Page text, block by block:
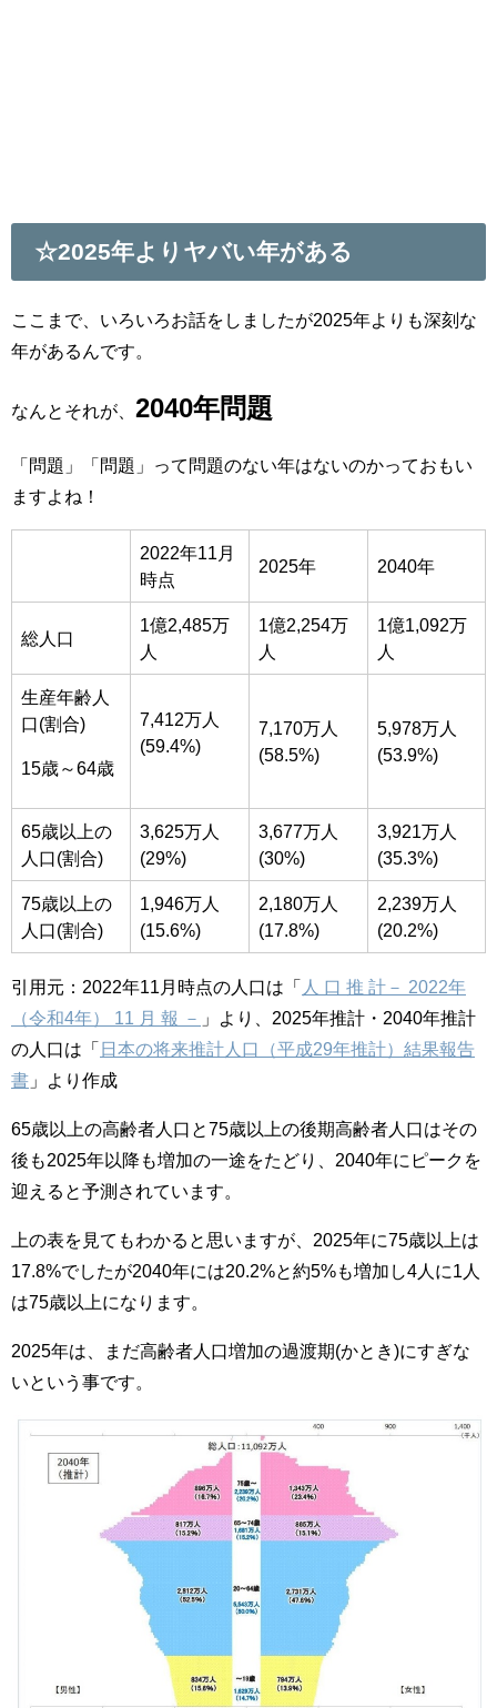
☆2025年よりヤバい年がある
ここまで、いろいろお話をしましたが2025年よりも深刻な
年があるんです。
なんとそれが、 2040年問題
「問題」「問題」って問題のない年はないのかっておもい
ますよね！
2022年11月
時点
2025年 2040年
総人口
1億2,485万
人
1億2,254万
人
1億1,092万
人
生産年齢人
口(割合)
15歳～64歳
7,412万人
(59.4%)
7,170万人
(58.5%)
5,978万人
(53.9%)
65歳以上の
人口(割合)
3,625万人
(29%)
3,677万人
(30%)
3,921万人
(35.3%)
75歳以上の
人口(割合)
1,946万人
(15.6%)
2,180万人
(17.8%)
2,239万人
(20.2%)
引用元：2022年11月時点の人口は「 人 口 推 計－ 2022年
（令和4年） 11 月 報 － 」より、2025年推計・2040年推計
の人口は「日本の将来推計人口（平成29年推計）結果報告
書 」より作成
65歳以上の高齢者人口と75歳以上の後期高齢者人口はその
後も2025年以降も増加の一途をたどり、2040年にピークを
迎えると予測されています。
上の表を見てもわかると思いますが、2025年に75歳以上は
17.8%でしたが2040年には20.2%と約5%も増加し4人に1人
は75歳以上になります。
2025年は、まだ高齢者人口増加の過渡期(かとき)にすぎな
いという事です